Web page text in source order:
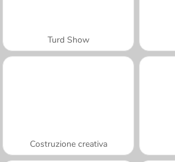
Turd Show
Costruzione creativa